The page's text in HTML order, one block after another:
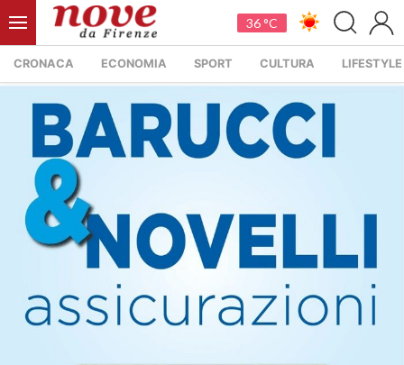
36 °C
CRONACA ECONOMIA SPORT CULTURA LIFESTYLE